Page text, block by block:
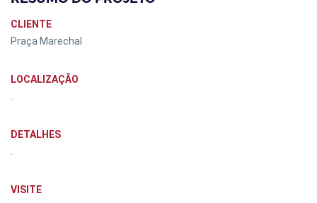
CLIENTE
Praça Marechal
LOCALIZAÇÃO
DETALHES
VISITE